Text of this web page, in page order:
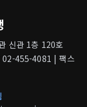
신관 1층 120호
455-4081 | 팩스